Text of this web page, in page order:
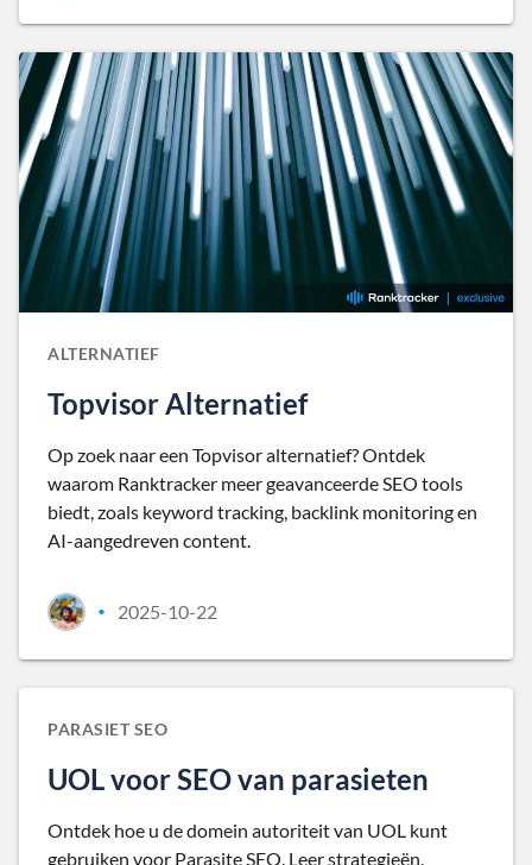
ALTERNATIEF
Topvisor Alternatief
Op zoek naar een Topvisor alternatief? Ontdek
waarom Ranktracker meer geavanceerde SEO tools
biedt, zoals keyword tracking, backlink monitoring en
AI-aangedreven content.
• 2025-10-22
PARASIET SEO
UOL voor SEO van parasieten
Ontdek hoe u de domein autoriteit van UOL kunt
gebruiken voor Parasite SEO. Leer strategieën,